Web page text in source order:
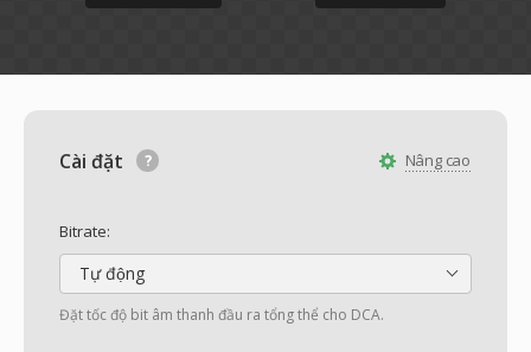
Nâng cao
Cài đặt
Bitrate:
Tự động
Đặt tốc độ bit âm thanh đầu ra tổng thể cho DCA.